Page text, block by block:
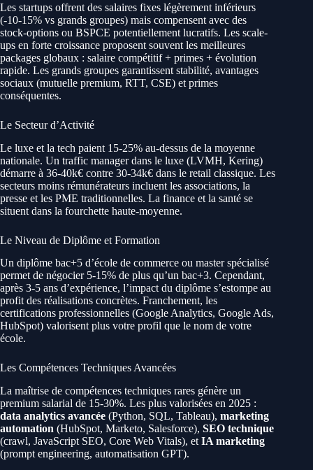
Les startups offrent des salaires fixes légèrement inférieurs
(-10-15% vs grands groupes) mais compensent avec des
stock-options ou BSPCE potentiellement lucratifs. Les scale-
ups en forte croissance proposent souvent les meilleures
packages globaux : salaire compétitif + primes + évolution
rapide. Les grands groupes garantissent stabilité, avantages
sociaux (mutuelle premium, RTT, CSE) et primes
conséquentes.
Le Secteur d’Activité
Le luxe et la tech paient 15-25% au-dessus de la moyenne
nationale. Un traffic manager dans le luxe (LVMH, Kering)
démarre à 36-40k€ contre 30-34k€ dans le retail classique. Les
secteurs moins rémunérateurs incluent les associations, la
presse et les PME traditionnelles. La finance et la santé se
situent dans la fourchette haute-moyenne.
Le Niveau de Diplôme et Formation
Un diplôme bac+5 d’école de commerce ou master spécialisé
permet de négocier 5-15% de plus qu’un bac+3. Cependant,
après 3-5 ans d’expérience, l’impact du diplôme s’estompe au
profit des réalisations concrètes. Franchement, les
certifications professionnelles (Google Analytics, Google Ads,
HubSpot) valorisent plus votre profil que le nom de votre
école.
Les Compétences Techniques Avancées
La maîtrise de compétences techniques rares génère un
premium salarial de 15-30%. Les plus valorisées en 2025 :
data analytics avancée (Python, SQL, Tableau), marketing
automation (HubSpot, Marketo, Salesforce), SEO technique
(crawl, JavaScript SEO, Core Web Vitals), et IA marketing
(prompt engineering, automatisation GPT).